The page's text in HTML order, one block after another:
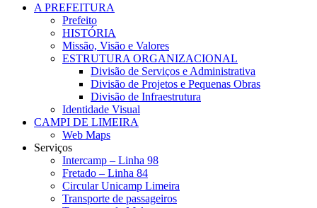
A PREFEITURA
Prefeito
HISTÓRIA
Missão, Visão e Valores
ESTRUTURA ORGANIZACIONAL
Divisão de Serviços e Administrativa
Divisão de Projetos e Pequenas Obras
Divisão de Infraestrutura
Identidade Visual
CAMPI DE LIMEIRA
Web Maps
Serviços
Intercamp – Linha 98
Fretado – Linha 84
Circular Unicamp Limeira
Transporte de passageiros